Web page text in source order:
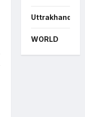
Uttrakhand
WORLD